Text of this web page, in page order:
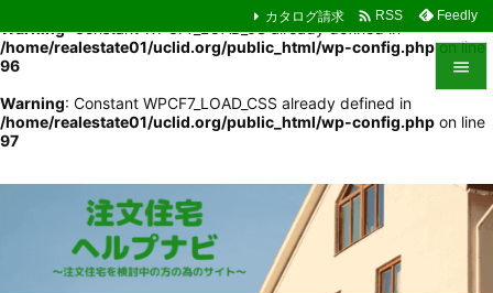
Warning: Constant WPCF7_LOAD_JS already defined in
/home/realestate01/uclid.org/public_html/wp-config.phpon line
96
Warning: Constant WPCF7_LOAD_CSS already defined in
/home/realestate01/uclid.org/public_html/wp-config.php on line
97


メニュ
サイド

カタログ請求  RSS Feedly